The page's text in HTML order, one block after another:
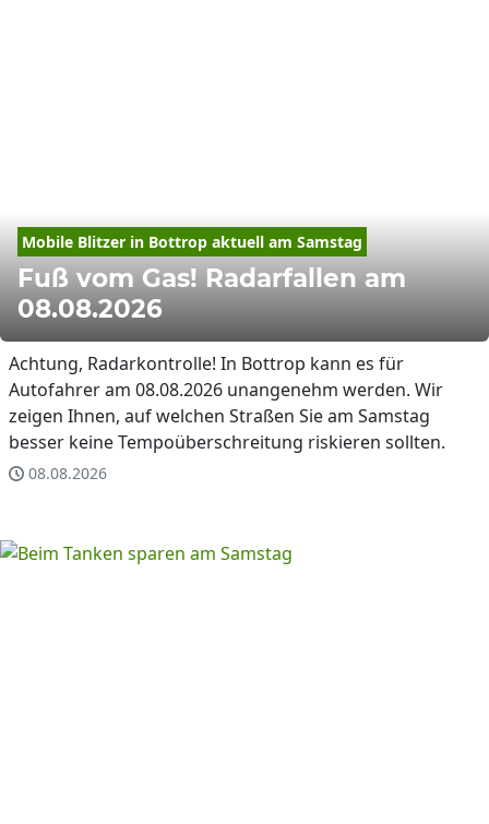
Mobile Blitzer in Bottrop aktuell am Samstag
Fuß vom Gas! Radarfallen am
08.08.2026
Achtung, Radarkontrolle! In Bottrop kann es für
Autofahrer am 08.08.2026 unangenehm werden. Wir
zeigen Ihnen, auf welchen Straßen Sie am Samstag
besser keine Tempoüberschreitung riskieren sollten.
08.08.2026